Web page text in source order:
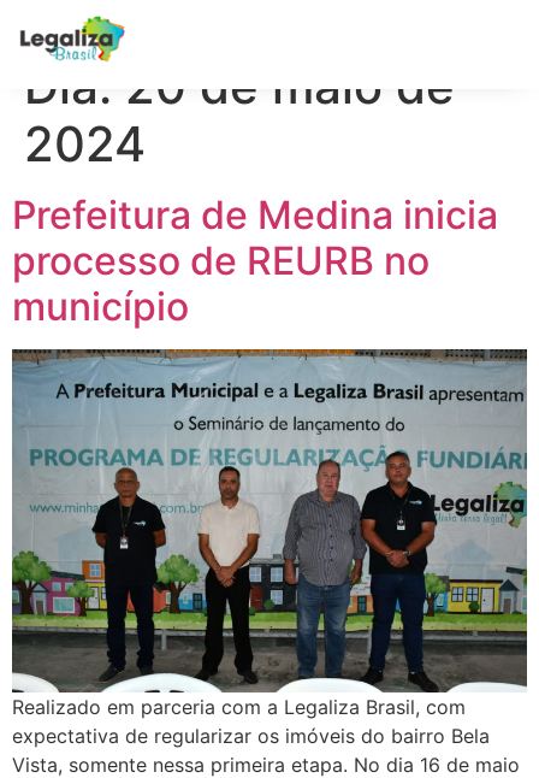
Dia: 20 de maio de
2024
Prefeitura de Medina inicia
processo de REURB no
município
Realizado em parceria com a Legaliza Brasil, com
expectativa de regularizar os imóveis do bairro Bela
Vista, somente nessa primeira etapa. No dia 16 de maio